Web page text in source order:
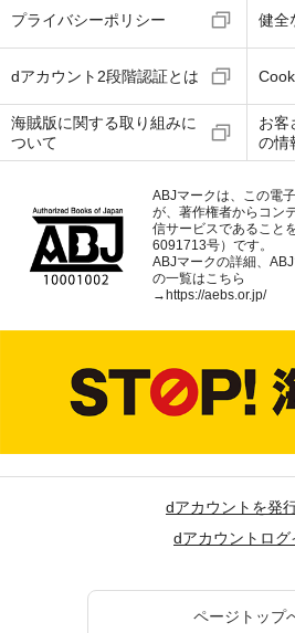
プライバシーポリシー 健全
dアカウント2段階認証とは
海賊版に関する取り組みに
ついて
お客
の情
ABJマークは、この電
が、著作権者からコン
信サービスであること
6091713号）です。
ABJマークの詳細、
の一覧はこちら
→ https://aebs.or.jp/
dアカウントを発
dアカウントログ
ページトップ